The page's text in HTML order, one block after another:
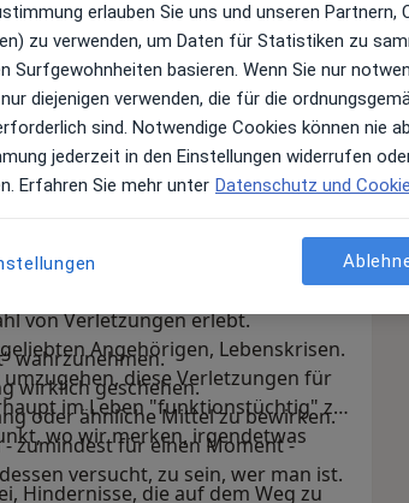
„Was lässt uns immer wieder in
in dieser Welt sind, kennen zu
Möglichkeiten und wo sind
Wahlmöglichkeit, Dinge zu tun
Lebensweg zu schauen
nur das, was wir befürchten oder
wahrzunehmen.
wirklich geschehen.
oder ähnliche Mittel zu bewirken.
zumindest für einen Moment -
versucht, zu sein, wer man ist.
Aufstellungsarbeit und Beratung.
von Verletzungen erlebt.
Angehörigen, Lebenskrisen.
diese Verletzungen für
im Leben "funktionstüchtig" zu
wo wir merken, irgendetwas
Hindernisse, die auf dem Weg zu
erlauben Sie uns und unseren Partnern,
zu verwenden, um Daten für Statistiken zu
Surfgewohnheiten basieren. Wenn Sie nur
diejenigen verwenden, die für die
sind. Notwendige Cookies können nie
jederzeit in den Einstellungen widerrufen
Erfahren Sie mehr unter Datenschutz und